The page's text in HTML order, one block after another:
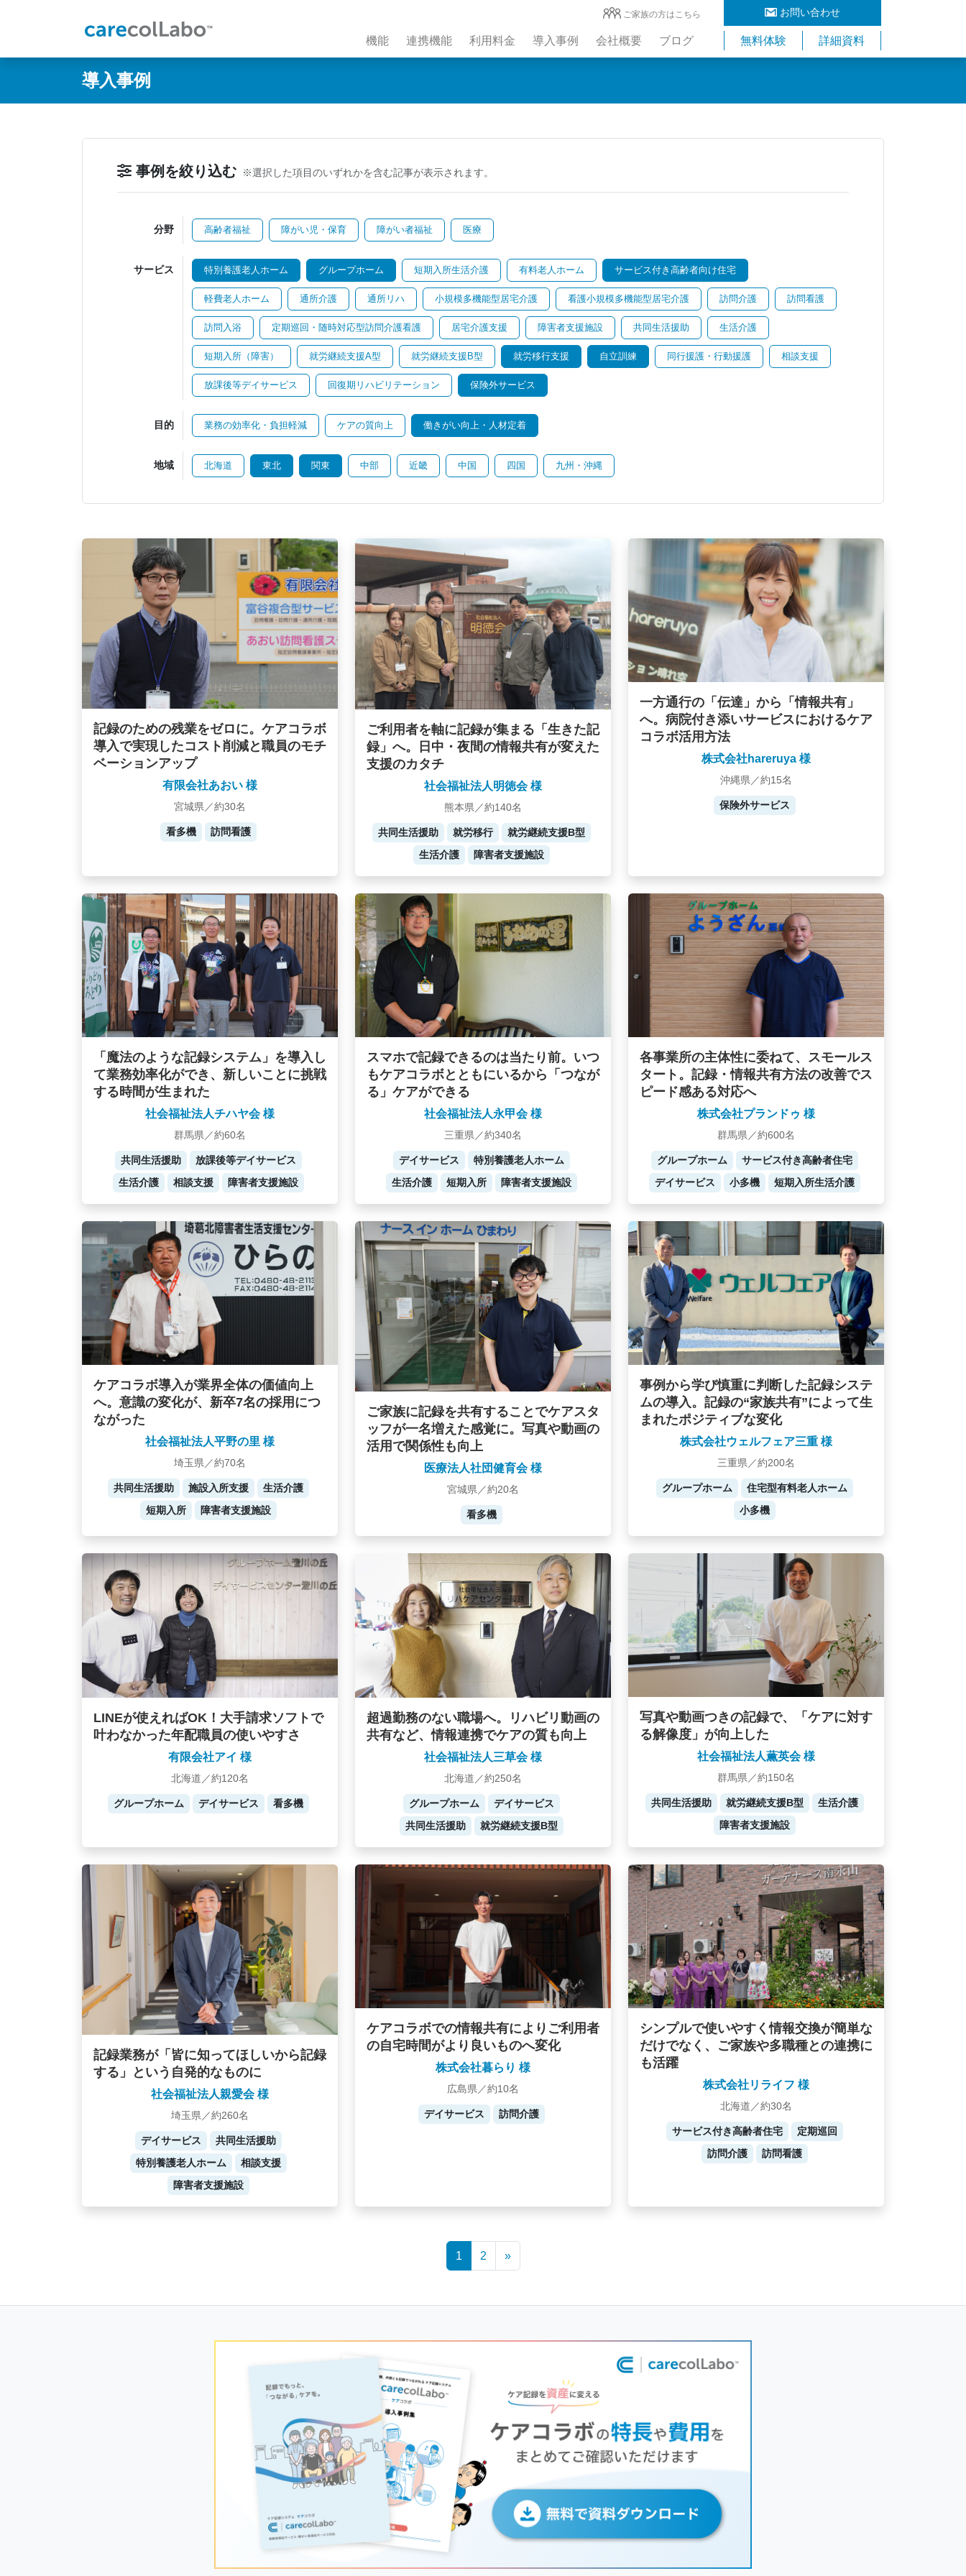
お問い合わせ
ご家族の方はこちら
機能 連携機能 利用料金 導入事例 会社概要 ブログ 無料体験 詳細資料
導入事例
事例を絞り込む ※選択した項目のいずれかを含む記事が表示されます。
分野 高齢者福祉 障がい児・保育 障がい者福祉 医療
サービス 特別養護老人ホーム グループホーム 短期入所生活介護 有料老人ホーム サービス付き高齢者向け住宅
軽費老人ホーム 通所介護 通所リハ 小規模多機能型居宅介護 看護小規模多機能型居宅介護 訪問介護 訪問看護
訪問入浴 定期巡回・随時対応型訪問介護看護 居宅介護支援 障害者支援施設 共同生活援助 生活介護
短期入所（障害） 就労継続支援A型 就労継続支援B型 就労移行支援 自立訓練 同行援護・行動援護 相談支援
放課後等デイサービス 回復期リハビリテーション 保険外サービス
目的 業務の効率化・負担軽減 ケアの質向上 働きがい向上・人材定着
地域 北海道 東北 関東 中部 近畿 中国 四国 九州・沖縄
記録のための残業をゼロに。ケアコラボ
導入で実現したコスト削減と職員のモチ
ベーションアップ
有限会社あおい 様
宮城県／約30名
看多機 訪問看護
ご利用者を軸に記録が集まる「生きた記
録」へ。日中・夜間の情報共有が変えた
支援のカタチ
社会福祉法人明徳会 様
熊本県／約140名
共同生活援助 就労移行
就労継続支援B型
生活介護
障害者支援施設
一方通行の「伝達」から「情報共有」
へ。病院付き添いサービスにおけるケア
コラボ活用方法
株式会社hareruya 様
沖縄県／約15名
保険外サービス
「魔法のような記録システム」を導入し
て業務効率化ができ、新しいことに挑戦
する時間が生まれた
社会福祉法人チハヤ会 様
群馬県／約60名
共同生活援助
放課後等デイサービス
生活介護
相談支援 障害者支援施設
スマホで記録できるのは当たり前。いつ
もケアコラボとともにいるから「つなが
る」ケアができる
社会福祉法人永甲会 様
三重県／約340名
デイサービス
特別養護老人ホーム
生活介護
短期入所 障害者支援施設
各事業所の主体性に委ねて、スモールス
タート。記録・情報共有方法の改善でス
ピード感ある対応へ
株式会社プランドゥ 様
群馬県／約600名
グループホーム
サービス付き高齢者住宅
デイサービス
小多機 短期入所生活介護
ケアコラボ導入が業界全体の価値向上
へ。意識の変化が、新卒7名の採用につ
ながった
社会福祉法人平野の里 様
埼玉県／約70名
共同生活援助 施設入所支援
生活介護
短期入所
障害者支援施設
ご家族に記録を共有することでケアスタ
ッフが一名増えた感覚に。写真や動画の
活用で関係性も向上
医療法人社団健育会 様
宮城県／約20名
看多機
事例から学び慎重に判断した記録システ
ムの導入。記録の“家族共有”によって生
まれたポジティブな変化
株式会社ウェルフェア三重 様
三重県／約200名
グループホーム
住宅型有料老人ホーム
小多機
LINEが使えればOK！大手請求ソフトで
叶わなかった年配職員の使いやすさ
有限会社アイ 様
北海道／約120名
グループホーム デイサービス 看多機
超過勤務のない職場へ。リハビリ動画の
共有など、情報連携でケアの質も向上
社会福祉法人三草会 様
北海道／約250名
グループホーム
デイサービス
共同生活援助
就労継続支援B型
写真や動画つきの記録で、「ケアに対す
る解像度」が向上した
社会福祉法人薫英会 様
群馬県／約150名
共同生活援助 就労継続支援B型
生活介護
障害者支援施設
記録業務が「皆に知ってほしいから記録
する」という自発的なものに
社会福祉法人親愛会 様
埼玉県／約260名
デイサービス
共同生活援助
特別養護老人ホーム
相談支援
障害者支援施設
ケアコラボでの情報共有によりご利用者
の自宅時間がより良いものへ変化
株式会社暮らり 様
広島県／約10名
デイサービス 訪問介護
シンプルで使いやすく情報交換が簡単な
だけでなく、ご家族や多職種との連携に
も活躍
株式会社リライフ 様
北海道／約30名
サービス付き高齢者住宅
定期巡回
訪問介護
訪問看護
1 2 »